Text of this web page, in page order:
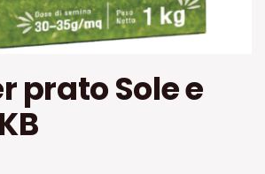
prato Sole e